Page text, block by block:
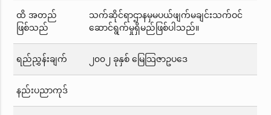
ထိ အတည်
ဖြစ်သည်
သက်ဆိုင်ရာဌာနမှမပယ်ဖျက်မချင်းသက်ဝင်
ဆောင်ရွက်မှုရှိမည်ဖြစ်ပါသည်။
ရည်ညွှန်းချက် ၂၀၀၂ ခုနှစ် မြေသြဇာဥပဒေ
နည်းပညာကုဒ်